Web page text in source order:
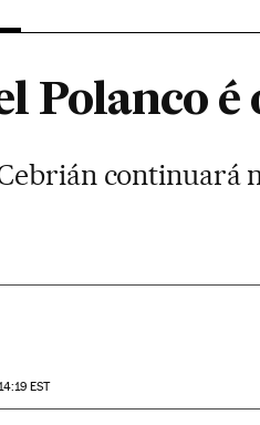
Polanco é
continuará
EST